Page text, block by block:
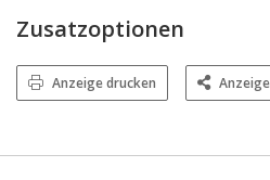
Zusatzoptionen
Anzeige drucken